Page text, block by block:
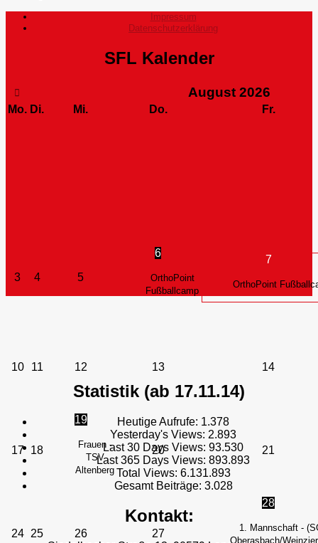
Impressum
Datenschutzerklärung
SFL Kalender
August 2026
Mo. Di. Mi. Do. Fr.
3 4 5
6
OrthoPoint
Fußballcamp
7
OrthoPoint
10 11 12 13 14
17 18
19
Frauen -
TSV
Altenberg
20 21
24 25 26 27
28
1. Mannschaft -
Oberasbach/
Statistik (ab 17.11.14)
Heutige Aufrufe: 1.378
Yesterday's Views: 2.893
Last 30 Days Views: 93.530
Last 365 Days Views: 893.893
Total Views: 6.131.893
Gesamt Beiträge: 3.028
Kontakt: